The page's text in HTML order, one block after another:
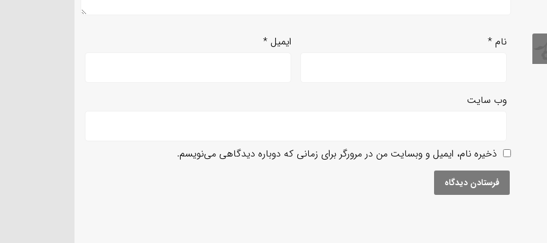
نام* ایمیل *
وب‌ سایت
ذخیره نام، ایمیل و وبسایت من در مرورگر برای زمانی که دوباره دیدگاهی می‌نویسم.